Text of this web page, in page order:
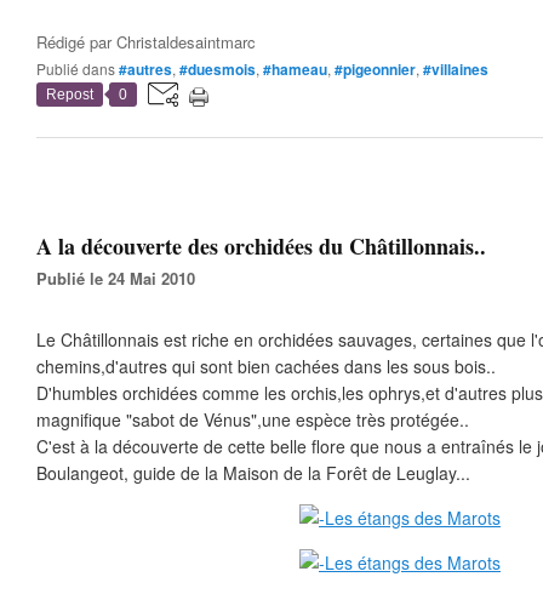
Rédigé parChristaldesaintmarc
Publié dans#autres, #duesmois, #hameau, #pigeonnier, #villaines
Repost 0
A la découverte des orchidées du Châtillonnais..
Publié le 24 Mai 2010
Le Châtillonnais est riche en orchidées sauvages, certaines que
chemins,d'autres qui sont bien cachées dans les sous bois..
D'humbles orchidées comme les orchis,les ophrys,et d'autres
magnifique "sabot de Vénus",une espèce très protégée..
C'est à la découverte de cette belle flore que nous a entraînés le
Boulangeot, guide de la Maison de la Forêt de Leuglay...